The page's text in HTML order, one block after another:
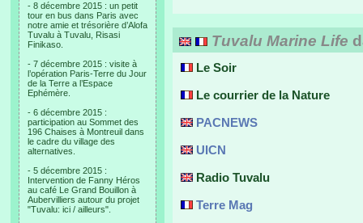
- 8 décembre 2015 : un petit
tour en bus dans Paris avec
notre amie et trésorière d’Alofa
Tuvalu à Tuvalu, Risasi
Finikaso.
- 7 décembre 2015 : visite à
l’opération Paris-Terre du Jour
de la Terre a l’Espace
Ephémère.
- 6 décembre 2015 :
participation au Sommet des
196 Chaises à Montreuil dans
le cadre du village des
alternatives.
- 5 décembre 2015 :
Intervention de Fanny Héros
au café Le Grand Bouillon à
Aubervilliers autour du projet
"Tuvalu: ici / ailleurs".
Tuvalu Marine Life
Le Soir
Le courrier de la Nature
PACNEWS
UICN
Radio Tuvalu
Terre Mag